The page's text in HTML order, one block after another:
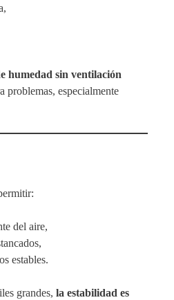
humedad sin ventilación
problemas, especialmente
del aire,
estables.
grandes, la estabilidad es